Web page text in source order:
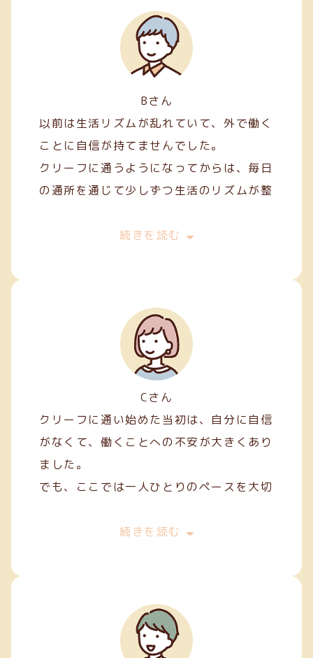
Bさん
以前は生活リズムが乱れていて、外で働く
ことに自信が持てませんでした。
クリーフに通うようになってからは、毎日
の通所を通じて少しずつ生活のリズムが整
続きを読む
Cさん
クリーフに通い始めた当初は、自分に自信
がなくて、働くことへの不安が大きくあり
ました。
でも、ここでは一人ひとりのペースを大切
めることができました。
続きを読む